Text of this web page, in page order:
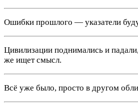
Ошибки прошлого — указатели
Цивилизации поднимались и
же ищет смысл.
Всё уже было, просто в другом